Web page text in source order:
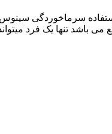
سرماخوردگی
می باشد تنها یک فرد